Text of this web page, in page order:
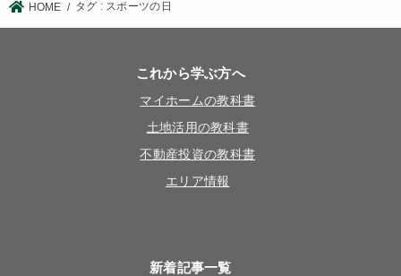
HOME タグ : スポーツの日
これから学ぶ方へ
マイホームの教科書
土地活用の教科書
不動産投資の教科書
エリア情報
新着記事一覧